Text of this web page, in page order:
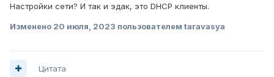
Настройки сети? И так и эдак, это DHCP клиенты.
Изменено 20 июля, 2023 пользователем taravasya
Цитата